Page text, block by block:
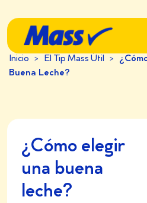
Inicio>El Tip Mass Útil>
Buena Leche?
¿Cómo elegir
una buena
leche?